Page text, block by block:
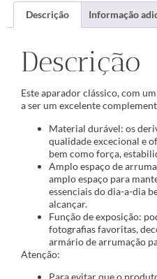
Descrição Informação
Descrição
Este aparador clássico, com
a ser um excelente
Material durável: os
qualidade excecional e
bem como força,
Amplo espaço de
amplo espaço para
essenciais do dia-a-dia
alcançar.
Função de exposição:
fotografias favoritas,
armário de arrumação
Atenção: